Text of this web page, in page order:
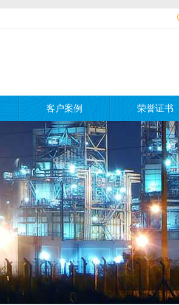
客户案例 荣誉证书